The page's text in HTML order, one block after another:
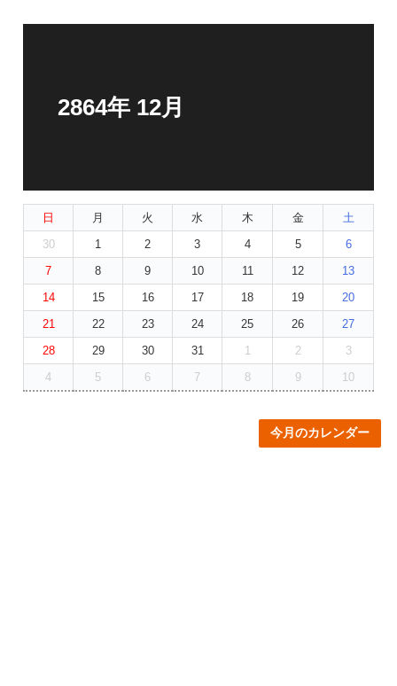
2864年 12月
日 月 火 水 木 金
土
30
1 2 3 4 5
6
7
8 9 10 11 12
13
14
15 16 17 18 19
20
21
22 23 24 25 26
27
28
29 30 31 1 2
3
4
5 6 7 8 9 10
今月のカレンダー